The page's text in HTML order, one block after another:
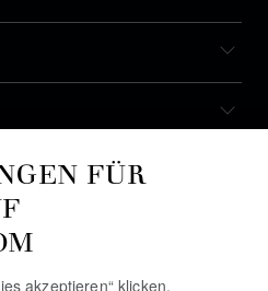
FÜR
akzeptieren“ klicken,